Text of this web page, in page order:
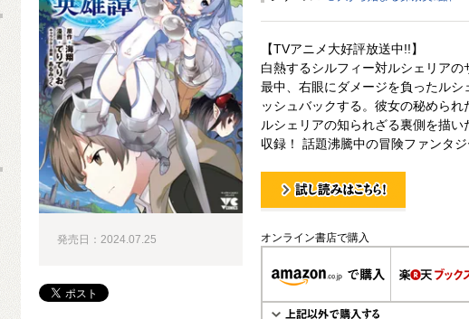
【TVアニメ大好評放送中!!】
白熱するシルフィー対ルシェリア
最中、右眼にダメージを負ったル
ッシュバックする。彼女の秘めら
ルシェリアの知られざる裏側を描
収録！ 話題沸騰中の冒険ファンタ
オンライン書店で購入
発売日：2024.07.25